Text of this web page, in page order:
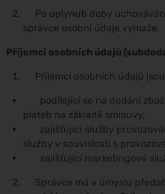
Po uplynutí doby
správce osobní údaje vymaže.
Příjemci osobních údajů
Příjemci osobních údajů
podílející se na dodání
plateb na základě smlouvy,
zajišťující služby
služby v souvislosti s
zajišťující marketingové
Správce má v úmyslu